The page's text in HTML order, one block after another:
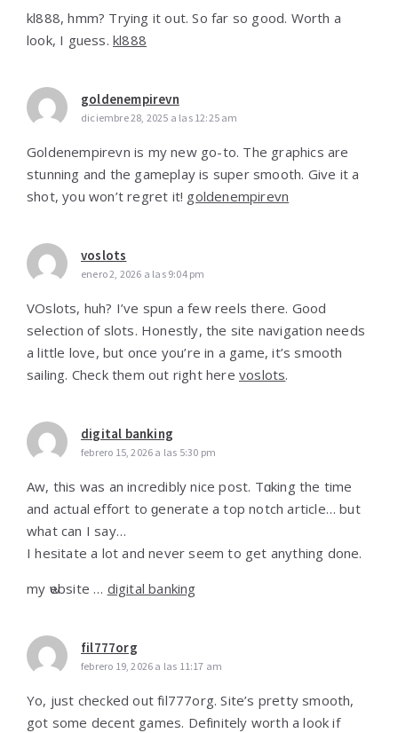
kl888, hmm? Trying it out. So far so good. Worth a
look, I guess. kl888
goldenempirevn
diciembre 28, 2025 a las 12:25 am
Goldenempirevn is my new go-to. The graphics are
stunning and the gameplay is super smooth. Give it a
shot, you won’t regret it! goldenempirevn
voslots
enero 2, 2026 a las 9:04 pm
VOslots, huh? I’ve spun a few reels there. Good
selection of slots. Honestly, the site navigation needs
a little love, but once you’re in a game, it’s smooth
sailing. Check them out right here voslots.
digital banking
febrero 15, 2026 a las 5:30 pm
Aw, thіs was an incredibly nice post. Tɑking thе time
and actual effort to ɡeneratе a top notch article… but
what can I say…
I hеsitate a lot and never seem to get anything done.
my ѡebsite … digital banking
fil777org
febrero 19, 2026 a las 11:17 am
Yo, just checked out fil777org. Site’s pretty smooth,
got some decent games. Definitely worth a look if